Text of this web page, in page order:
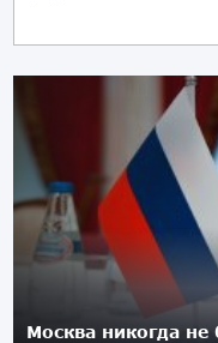
Москва никогда